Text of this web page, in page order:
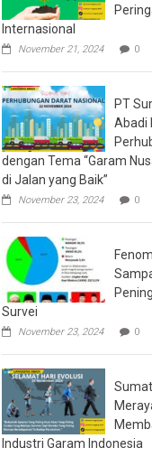
Internasional
November 21, 2024 0
PT
Abadi
dengan Tema “Garam
di Jalan yang Baik”
November 23, 2024 0
Survei
November 23, 2024 0
Industri Garam Indonesia